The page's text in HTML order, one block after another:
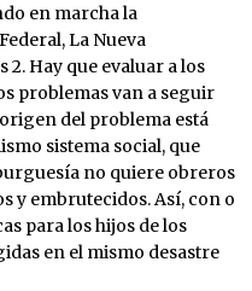
en marcha la
La Nueva
2. Hay que evaluar a los
problemas van a seguir
del problema está
sistema social, que
no quiere obreros
y embrutecidos. Así, con o
para los hijos de los
en el mismo desastre